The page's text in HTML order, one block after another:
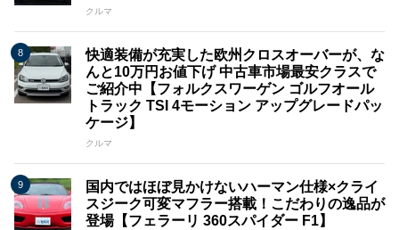
クルマ
快適装備が充実した欧州クロスオーバーが、な
んと10万円お値下げ 中古車市場最安クラスで
ご紹介中【フォルクスワーゲン ゴルフオール
トラック TSI 4モーション アップグレードパッ
ケージ】
クルマ
国内ではほぼ見かけないハーマン仕様×クライ
スジーク可変マフラー搭載！こだわりの逸品が
登場【フェラーリ 360スパイダー F1】